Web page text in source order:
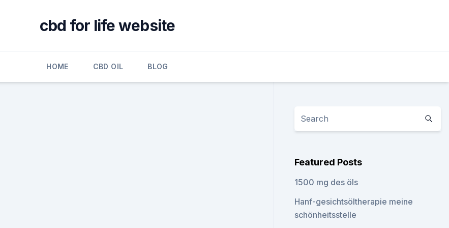
cbd for life website
HOME CBD OIL BLOG
Featured Posts
1500 mg des öls
Hanf-gesichtsöltherapie meine
schönheitsstelle